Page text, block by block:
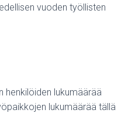
vuoden työllisten
henkilöiden lukumäärää
lukumäärää tällä